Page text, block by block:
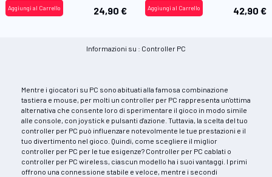
24,90 €
Aggiungi al Carrello 42,90 €
Aggiungi al Carrello
Informazioni su : Controller PC
Mentre i giocatori su PC sono abituati alla famosa combinazione
tastiera e mouse, per molti un controller per PC rappresenta un'ottima
alternativa che consente loro di sperimentare il gioco in modo simile
alle console, con joystick e pulsanti d'azione. Tuttavia, la scelta del tuo
controller per PC può influenzare notevolmente le tue prestazioni e il
tuo divertimento nel gioco. Quindi, come scegliere il miglior
controller per PC per le tue esigenze? Controller per PC cablati o
controller per PC wireless, ciascun modello ha i suoi vantaggi. I primi
offrono una connessione stabile e veloce, mentre i secondi